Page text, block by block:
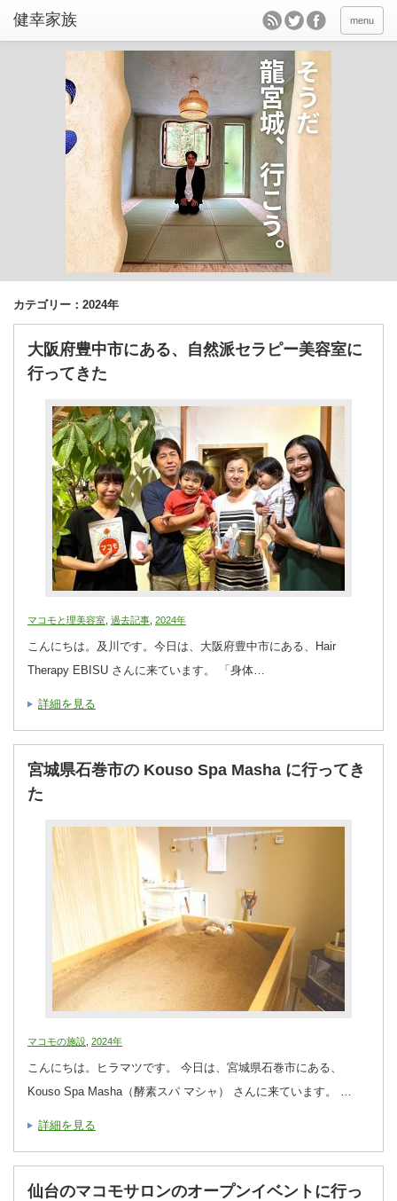
menu
カテゴリー：2024年
大阪府豊中市にある、自然派セラピー美容室に
行ってきた
マコモと理美容室, 過去記事, 2024年
こんにちは。及川です。今日は、大阪府豊中市にある、Hair
Therapy EBISU さんに来ています。 「身体…
詳細を見る
宮城県石巻市の Kouso Spa Masha に行ってき
た
マコモの施設 2024年
こんにちは。ヒラマツです。 今日は、宮城県石巻市にある、
Kouso Spa Masha（酵素スパ マシャ） さんに来ています。 …
詳細を見る
仙台のマコモサロンのオープンイベントに行っ